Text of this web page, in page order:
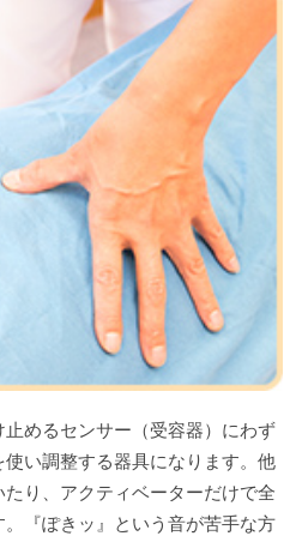
めるセンサー（受容器）にわず
い調整する器具になります。他
り、アクティベーターだけで全
『ぽきッ』という音が苦手な方